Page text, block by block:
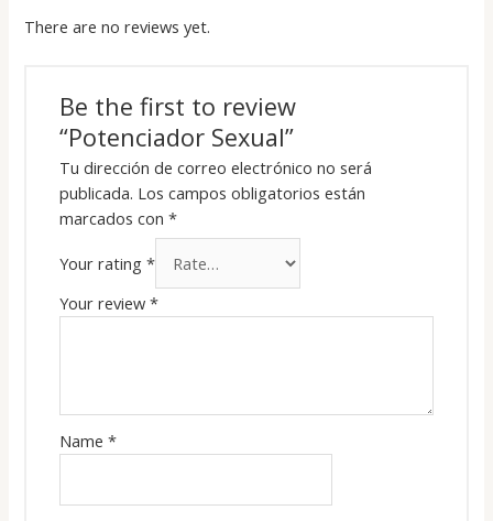
There are no reviews yet.
Be the first to review
“Potenciador Sexual”
Tu dirección de correo electrónico no será
publicada. Los campos obligatorios están
marcados con *
Your rating *
Your review *
Name *